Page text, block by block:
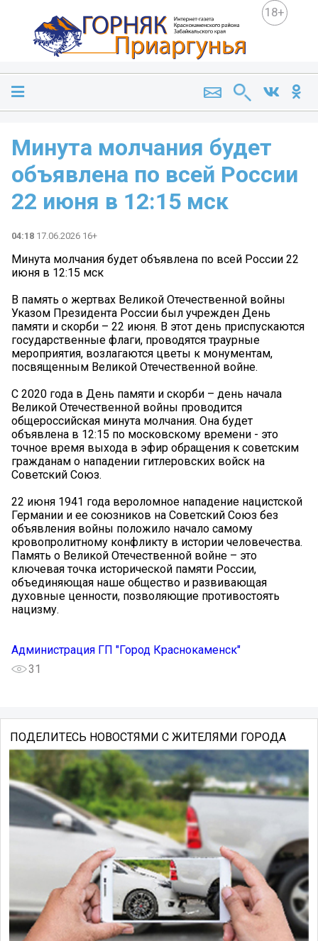
18+
Минута молчания будет
объявлена по всей России
22 июня в 12:15 мск
04:18 17.06.2026 16+
Минута молчания будет объявлена по всей России 22
июня в 12:15 мск
В память о жертвах Великой Отечественной войны
Указом Президента России был учрежден День
памяти и скорби – 22 июня. В этот день приспускаются
государственные флаги, проводятся траурные
мероприятия, возлагаются цветы к монументам,
посвященным Великой Отечественной войне.
С 2020 года в День памяти и скорби – день начала
Великой Отечественной войны проводится
общероссийская минута молчания. Она будет
объявлена в 12:15 по московскому времени - это
точное время выхода в эфир обращения к советским
гражданам о нападении гитлеровских войск на
Советский Союз.
22 июня 1941 года вероломное нападение нацистской
Германии и ее союзников на Советский Союз без
объявления войны положило начало самому
кровопролитному конфликту в истории человечества.
Память о Великой Отечественной войне – это
ключевая точка исторической памяти России,
объединяющая наше общество и развивающая
духовные ценности, позволяющие противостоять
нацизму.
Администрация ГП "Город Краснокаменск"
31
ПОДЕЛИТЕСЬ НОВОСТЯМИ С ЖИТЕЛЯМИ ГОРОДА